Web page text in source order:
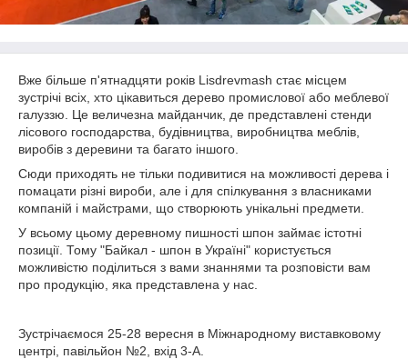
Вже більше п'ятнадцяти років Lisdrevmash стає місцем
зустрічі всіх, хто цікавиться дерево промислової або меблевої
галуззю. Це величезна майданчик, де представлені стенди
лісового господарства, будівництва, виробництва меблів,
виробів з деревини та багато іншого.
Сюди приходять не тільки подивитися на можливості дерева і
помацати різні вироби, але і для спілкування з власниками
компаній і майстрами, що створюють унікальні предмети.
У всьому цьому деревному пишності шпон займає істотні
позиції. Тому "Байкал - шпон в Україні" користується
можливістю поділиться з вами знаннями та розповісти вам
про продукцію, яка представлена у нас.
Зустрічаємося 25-28 вересня в Міжнародному виставковому
центрі, павільйон №2, вхід 3-А.